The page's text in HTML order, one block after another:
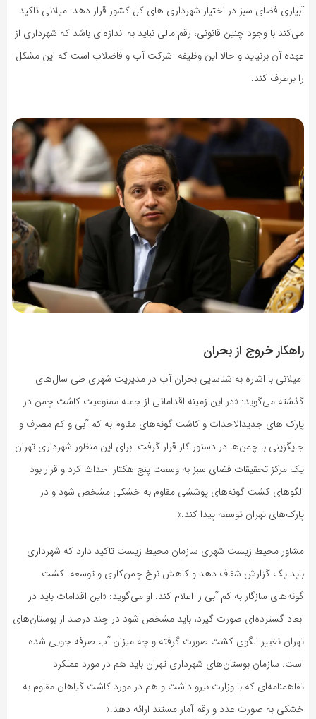
آبیاری فضای سبز در اختیار شهرداری های کل کشور قرار دهد. میلانی تاکید
می‌کند با وجود چنین قانونی، رقم مالی نباید به اندازه‌ای باشد که شهرداری از
عهده آن برنیاید و حالا این وظیفه شرکت آب و فاضلاب است که این مشکل
را برطرف کند.
راهکار خروج از بحران
میلانی با اشاره به شناسایی بحران آب در مدیریت شهری طی سال‌های
گذشته می‌گوید: «در این زمینه اقداماتی از جمله ممنوعیت کاشت چمن در
پارک های جدیدالاحداث و کاشت گونه‌های مقاوم به کم آبی و کم مصرف و
جایگزینی با چمن‌ها در دستور کار قرار گرفت. برای این منظور شهرداری تهران
یک مرکز تحقیقات فضای سبز به وسعت پنج هکتار احداث کرد و قرار بود
الگوهای کشت گونه‌های پوششی مقاوم به خشکی مشخص شود و در
پارک‌های تهران توسعه پیدا کند.»
مشاور محیط زیست شهری سازمان محیط زیست تاکید دارد که شهرداری
باید یک گزارش شفاف دهد و کاهش نرخ چمن‌کاری و توسعه کشت
گونه‌های سازگار به کم آبی را اعلام کند. او می‌گوید:‌ «این اقدامات باید در
ابعاد گسترده‌ای صورت گیرد، باید مشخص شود در چند درصد از بوستان‌های
تهران تغییر الگوی کشت صورت گرفته و چه میزان آب صرفه جویی شده
است. سازمان بوستان‌های شهرداری تهران باید هم در مورد عملکرد
تفاهمنامه‌ای که با وزارت نیرو داشت و هم در مورد کاشت گیاهان مقاوم به
خشکی به صورت عدد و رقم آمار مستند ارائه دهد.»